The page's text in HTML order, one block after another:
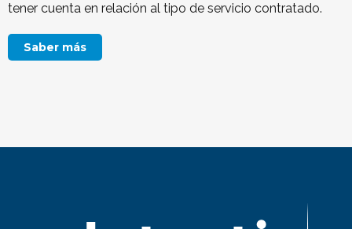
tener cuenta en relación al tipo de servicio contratado.
Saber más